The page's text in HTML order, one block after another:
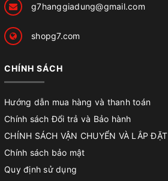
g7hanggiadung@gmail.com
shopg7.com
CHÍNH SÁCH
Hướng dẫn mua hàng và thanh toán
Chính sách Đổi trả và Bảo hành
CHÍNH SÁCH VẬN CHUYỂN VÀ LẮP ĐẶT
Chính sách bảo mật
Quy định sử dụng